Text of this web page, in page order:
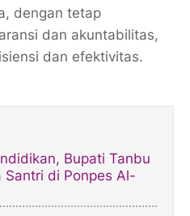
dengan tetap
dan akuntabilitas,
dan efektivitas.
Bupati Tanbu
Santri di Ponpes Al-